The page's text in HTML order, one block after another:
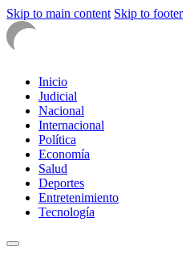
Skip to main content Skip to footer
Inicio
Judicial
Nacional
Internacional
Política
Economía
Salud
Deportes
Entretenimiento
Tecnología